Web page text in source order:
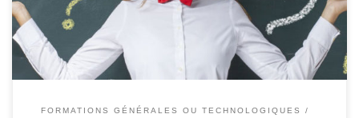
FORMATIONS GÉNÉRALES OU TECHNOLOGIQUES